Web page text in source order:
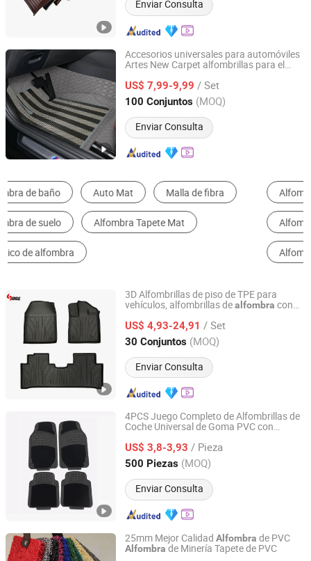
Enviar Consulta
Accesorios universales para automóviles
Artes New Carpet alfombrillas para el
US$ 7,99-9,99 / Set
100 Conjuntos (MOQ)
Enviar Consulta
Xiamen Artes Plasti Products Co., Ltd.
Fujian, China Desde 2025
Alfombrilla de Coche Estera al aire libre
Alfombra de pared a pared Estera de la puerta
Alfombra para rezar
3D Alfombrillas de piso de TPE para
vehículos, alfombrillas dealfombra con
US$ 4,93-24,91 / Set
30 Conjuntos (MOQ)
Enviar Consulta
Guangzhou Huge Logistics Equipment Company Ltd.
Guangdong, China Desde 2023
4PCS Juego Completo de Alfombrillas de
Coche Universal de Goma PVC con
US$ 3,8-3,93 / Pieza
500 Piezas (MOQ)
Enviar Consulta
Shanghai Huaqi Industrial Co., Ltd.
Shanghai, China Desde 2020
25mm Mejor Calidad Alfombra de PVC
Alfombra de Minería Tapete de PVC
Shandong Rainbow Carpet Co., Ltd.